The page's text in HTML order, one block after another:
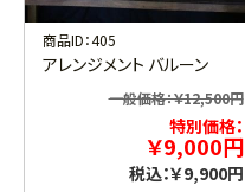
商品ID：405
アレンジメント バルーン
一般価格：￥12,500円
特別価格：
￥9,000円
税込：￥9,900円